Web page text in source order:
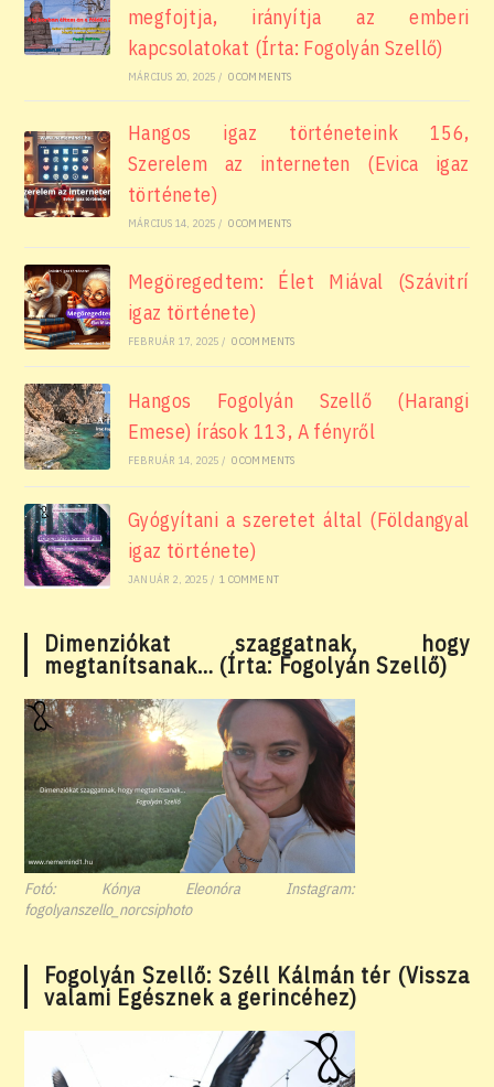
megfojtja, irányítja az emberi
kapcsolatokat (Írta: Fogolyán Szellő)
MÁRCIUS 20, 2025 / 0 COMMENTS
Hangos igaz történeteink 156,
Szerelem az interneten (Evica igaz
története)
MÁRCIUS 14, 2025 / 0 COMMENTS
Megöregedtem: Élet Miával (Szávitrí
igaz története)
FEBRUÁR 17, 2025 / 0 COMMENTS
Hangos Fogolyán Szellő (Harangi
Emese) írások 113, A fényről
FEBRUÁR 14, 2025 / 0 COMMENTS
Gyógyítani a szeretet által (Földangyal
igaz története)
JANUÁR 2, 2025 / 1 COMMENT
Dimenziókat szaggatnak, hogy
megtanítsanak… (Írta: Fogolyán Szellő)
Fotó: Kónya Eleonóra Instagram:
fogolyanszello_norcsiphoto
Fogolyán Szellő: Széll Kálmán tér (Vissza
valami Egésznek a gerincéhez)